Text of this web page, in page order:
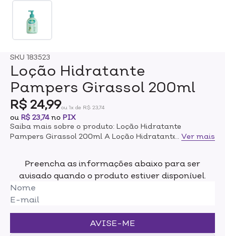
SKU 183523
Loção Hidratante
Pampers Girassol 200ml
R$ 24,99ou 1x de R$ 23,74
ou R$ 23,74no PIX
Saiba mais sobre o produto: Loção Hidratante
Pampers Girassol 200ml A Loção Hidratante
nenhum álcool etílico, fenoxietanol, parabenos e
corantes, trazendo maior suavidade e mantendo a
pele do seu neném macia. Testado, aprovado e
recomendado por pediatras e dermatologistas, a
hidratante em uma das mãos e espalhe em todo o
Ver mais
Preencha as informações abaixo para ser
avisado quando o produto estiver disponível.
AVISE-ME